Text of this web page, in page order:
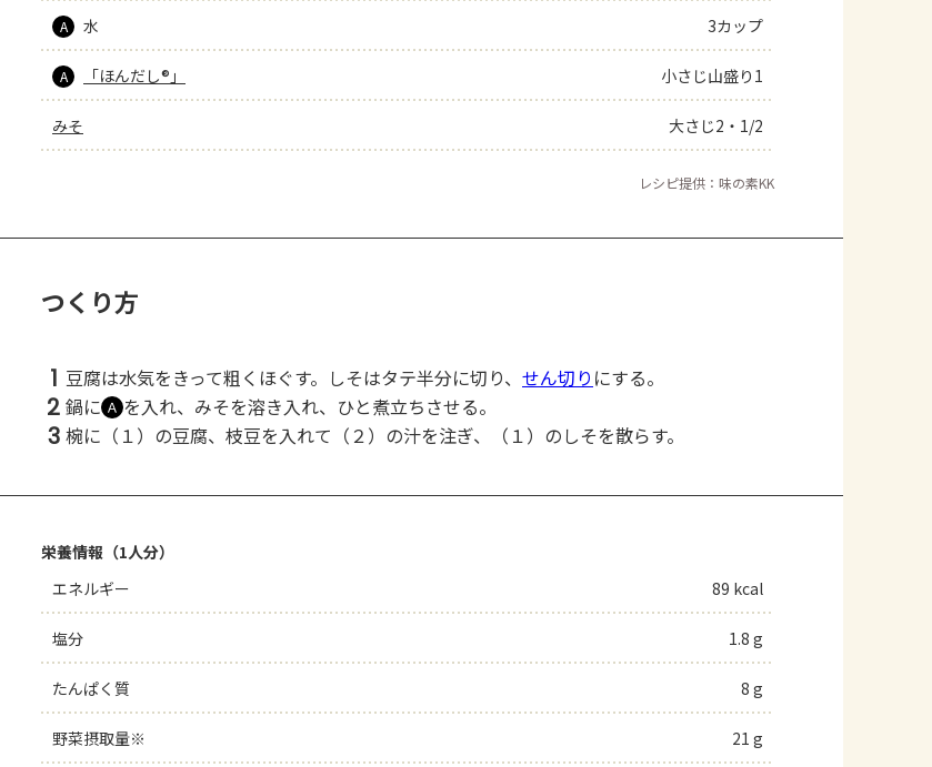
A 水 3カップ
A 「ほんだし®」 小さじ山盛り1
みそ 大さじ2・1/2
レシピ提供：味の素KK
つくり方
1 豆腐は水気をきって粗くほぐす。しそはタテ半分に切り、 せん切り にする。
2 鍋に Ａ を入れ、みそを溶き入れ、ひと煮立ちさせる。
3 椀に（１）の豆腐、枝豆を入れて（２）の汁を注ぎ、（１）のしそを散らす。
栄養情報（1人分）
エネルギー
89 kcal
塩分 1.8 g
たんぱく質 8 g
野菜摂取量※ 21 g